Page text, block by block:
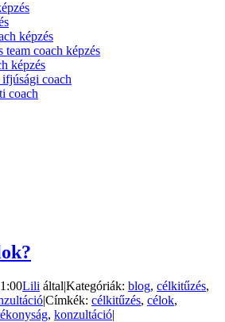
képzés
team coach képzés
képzés
coach
coach
Lili által|Kategóriák: blog, célkitűzés,
|Címkék: célkitűzés, célok,
, konzultáció|